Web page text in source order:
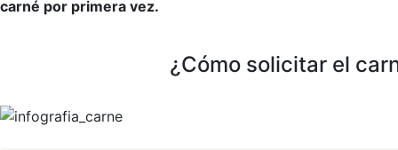
carné por primera vez.
¿Cómo solicitar el